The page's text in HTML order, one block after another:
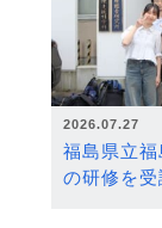
2026.07.27
福島県立
の研修を受